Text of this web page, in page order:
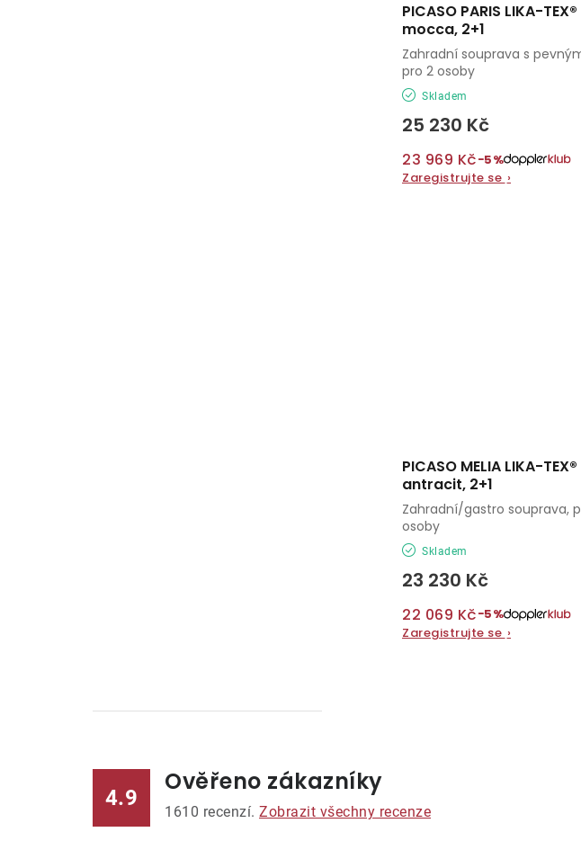
PICASO PARIS LIKA-TEX®
mocca, 2+1
Skladem
25 230 Kč
23 969 Kč−5%
Zaregistrujte se ›
Zahradní souprava s
pro 2 osoby
PICASO MELIA LIKA-TEX®
antracit, 2+1
Skladem
23 230 Kč
22 069 Kč−5%
Zaregistrujte se ›
Zahradní/gastro souprava,
osoby
á
4.9
Ověřeno zákazníky
1610 recenzí. Zobrazit všechny recenze